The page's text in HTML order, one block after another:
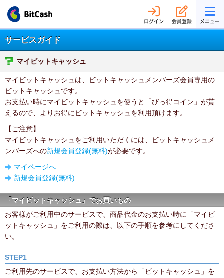
ログイン 会員登録 メニュー
サービスガイド
マイビットキャッシュ
マイビットキャッシュは、ビットキャッシュメンバーズ会員専用の
ビットキャッシュです。
お支払い時にマイビットキャッシュを使うと「びっ得コイン」が貰
えるので、よりお得にビットキャッシュを利用頂けます。
【ご注意】
マイビットキャッシュをご利用いただくには、ビットキャッシュメ
ンバーズへの新規会員登録(無料)が必要です。
マイページへ
新規会員登録(無料)
「マイビットキャッシュ」でお買いもの
お客様がご利用中のサービスで、商品代金のお支払い時に「マイビ
ットキャッシュ」をご利用の際は、以下の手順を参考にしてくださ
い。
STEP1
ご利用先のサービスで、お支払い方法から「ビットキャッシュ」を